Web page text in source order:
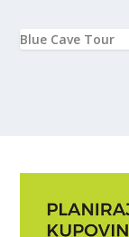
Blue Cave Tour